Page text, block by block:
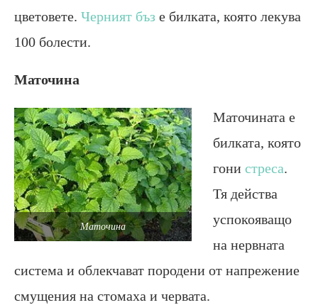
цветовете. Черният бъз е билката, която лекува
100 болести.
Маточина
Маточина
Маточината е
билката, която
гони стреса.
Тя действа
успокояващо
на нервната
система и облекчават породени от напрежение
смущения на стомаха и червата.